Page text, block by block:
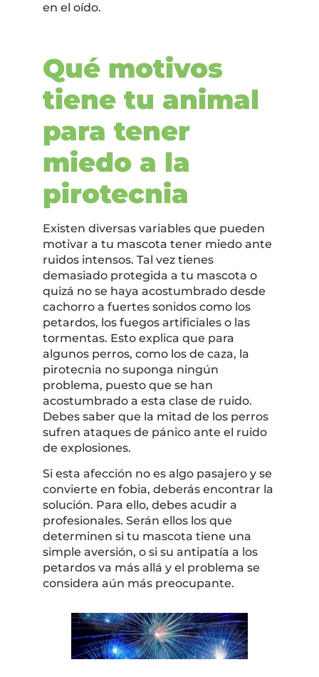
en el oído.
Qué motivos
tiene tu animal
para tener
miedo a la
pirotecnia
Existen diversas variables que pueden
motivar a tu mascota tener miedo ante
ruidos intensos. Tal vez tienes
demasiado protegida a tu mascota o
quizá no se haya acostumbrado desde
cachorro a fuertes sonidos como los
petardos, los fuegos artificiales o las
tormentas. Esto explica que para
algunos perros, como los de caza, la
pirotecnia no suponga ningún
problema, puesto que se han
acostumbrado a esta clase de ruido.
Debes saber que la mitad de los perros
sufren ataques de pánico ante el ruido
de explosiones.
Si esta afección no es algo pasajero y se
convierte en fobia, deberás encontrar la
solución. Para ello, debes acudir a
profesionales. Serán ellos los que
determinen si tu mascota tiene una
simple aversión, o si su antipatía a los
petardos va más allá y el problema se
considera aún más preocupante.